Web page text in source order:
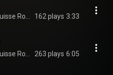
162 plays 3:33
263 plays 6:05